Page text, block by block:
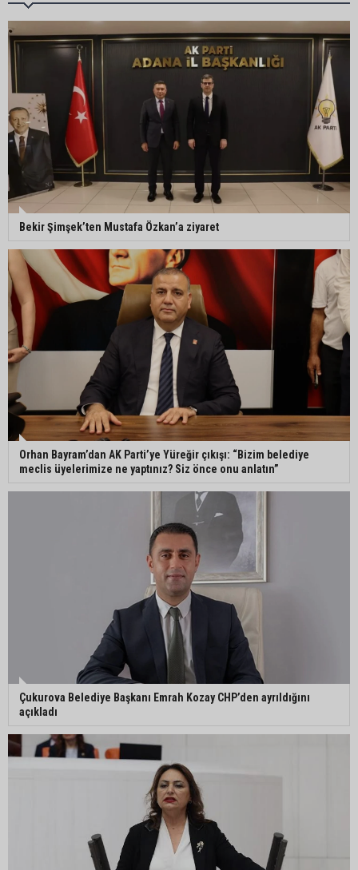
Ceyhan’da asfalt çalışmaları sürüyor
Ceyhan’da açık hava sineması keyfi iki farklı
5. Yunusoğlu Futbol Turnuvası’nda final heyecanı
Ceyhan’da Necdet Sevinç Parkı’nda bakım
çalışması
Orhan Bayram’dan AK Parti’ye Yüreğir çıkışı:
“Bizim belediye meclis üyelerimize ne yaptınız?
Siz önce onu anlatın”
Bekir Şimşek’ten Mustafa Özkan’a ziyaret
Orhan Bayram’dan AK Parti’ye Yüreğir çıkışı: “Bizim belediye
meclis üyelerimize ne yaptınız? Siz önce onu anlatın”
Çukurova Belediye Başkanı Emrah Kozay CHP’den ayrıldığını
açıkladı